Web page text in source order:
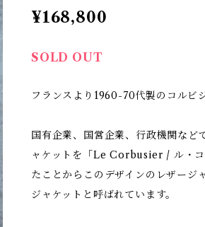
¥168,800
SOLD OUT
フランスより1960-70代製のコルビ
国有企業、国営企業、行政機関など
ャケットを「Le Corbusier / ル・
たことからこのデザインのレザージ
ジャケットと呼ばれています。